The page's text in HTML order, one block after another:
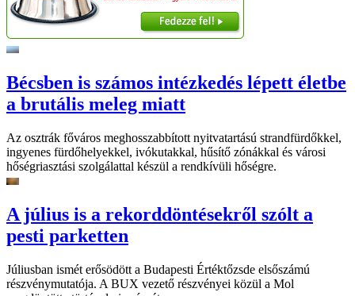
Bécsben is számos intézkedés lépett életbe
a brutális meleg miatt
Az osztrák főváros meghosszabbított nyitvatartású strandfürdőkkel,
ingyenes fürdőhelyekkel, ivókutakkal, hűsítő zónákkal és városi
hőségriasztási szolgálattal készül a rendkívüli hőségre.
A július is a rekorddöntésekről szólt a
pesti parketten
Júliusban ismét erősödött a Budapesti Értéktőzsde elsőszámú
részvénymutatója. A BUX vezető részvényei közül a Mol